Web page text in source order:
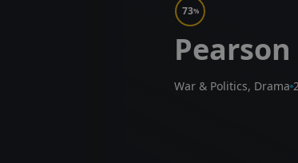
73%
Pearson
War & Politics, Drama